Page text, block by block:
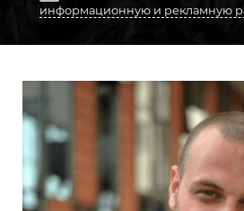
информационную и рекламную